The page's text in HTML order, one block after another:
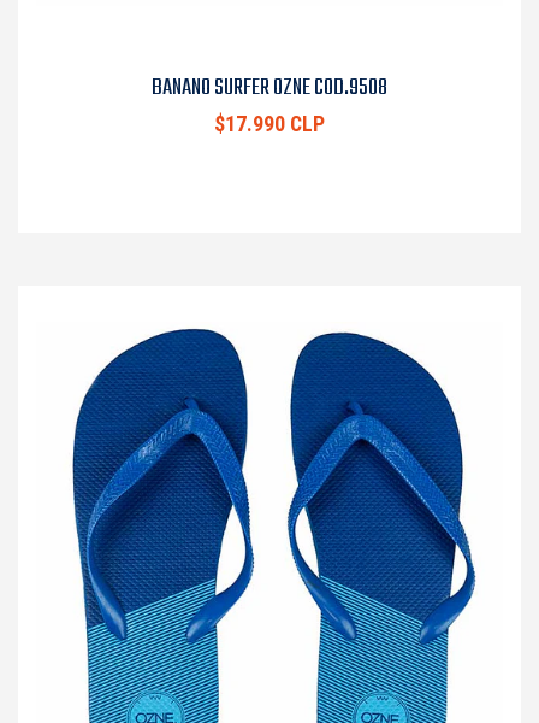
BANANO SURFER OZNE COD.9508
$17.990 CLP